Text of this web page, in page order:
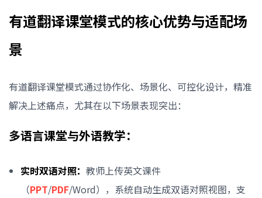
有道翻译课堂模式的核心优势与适配场
景
有道翻译课堂模式通过协作化、场景化、可控化设计，精准
解决上述痛点，尤其在以下场景表现突出：
多语言课堂与外语教学：
实时双语对照： 教师上传英文课件
（PPT/PDF/Word），系统自动生成双语对照视图，支